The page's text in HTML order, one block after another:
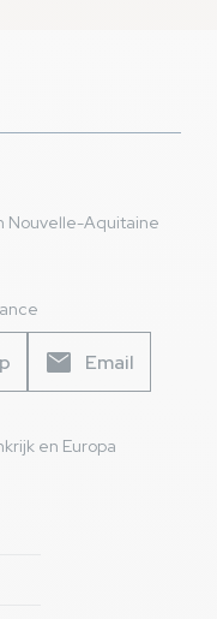
Nouvelle-Aquitaine
mail Email
en Europa